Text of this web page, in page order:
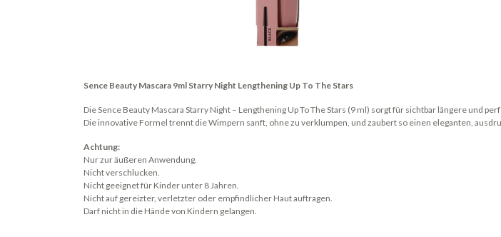
Sence Beauty Mascara 9ml Starry Night Lengthening Up To The Stars
Die Sence Beauty Mascara Starry Night – Lengthening Up To The Stars (9 ml) sorgt für sichtbar längere und
Die innovative Formel trennt die Wimpern sanft, ohne zu verklumpen, und zaubert so einen eleganten,
Achtung:
Nur zur äußeren Anwendung.
Nicht verschlucken.
Nicht geeignet für Kinder unter 8 Jahren.
Nicht auf gereizter, verletzter oder empfindlicher Haut auftragen.
Darf nicht in die Hände von Kindern gelangen.